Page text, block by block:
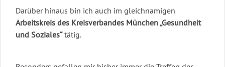
Darüber hinaus bin ich auch im gleichnamigen
Arbeitskreis des Kreisverbandes München „Gesundheit
und Soziales“tätig.